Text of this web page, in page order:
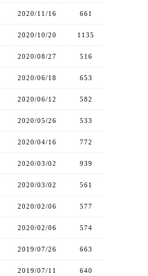
2020/11/16 661
2020/10/20 1135
2020/08/27 516
2020/06/18 653
2020/06/12 582
2020/05/26 533
2020/04/16 772
2020/03/02 939
2020/03/02 561
2020/02/06 577
2020/02/06 574
2019/07/26 663
2019/07/11 640